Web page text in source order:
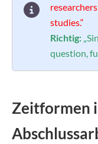
studies.“
Richtig:
question,
Zeitformen